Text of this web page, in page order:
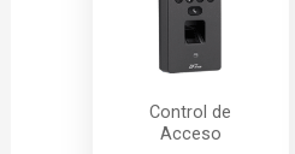
Control de
Acceso